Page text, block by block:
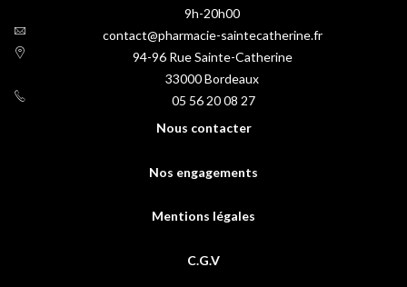
9h-20h00
contact@pharmacie-saintecatherine.fr
94-96 Rue Sainte-Catherine
33000Bordeaux
05 56 20 08 27
Nous contacter
Nos engagements
Mentions légales
C.G.V